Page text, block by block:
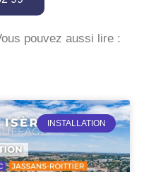
pouvez aussi lire :
INSTALLATION